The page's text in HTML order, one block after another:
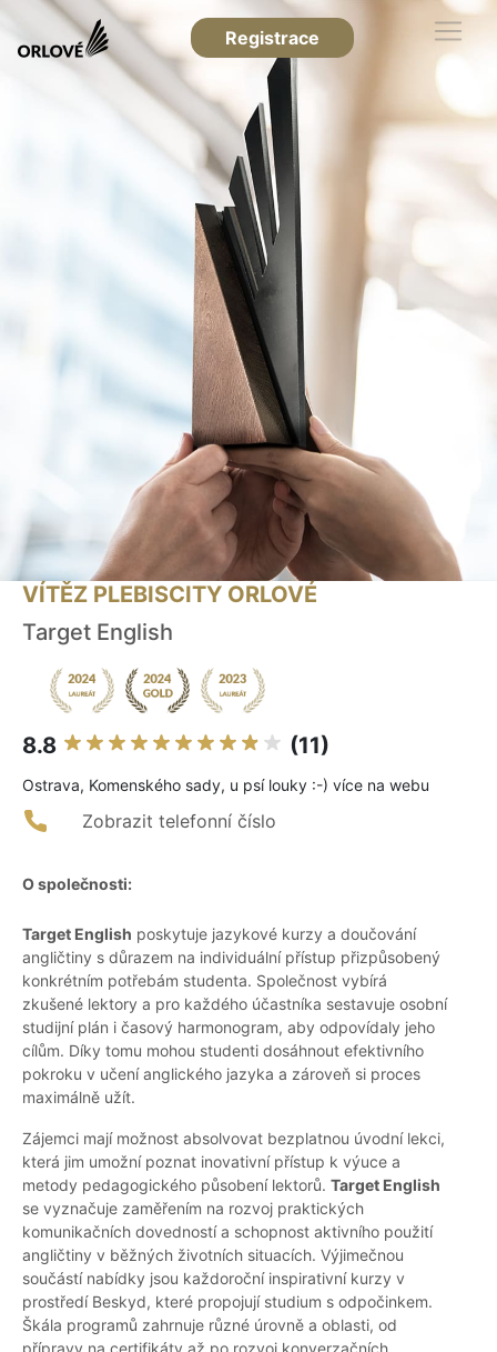
Registrace
VÍTĚZ PLEBISCITY ORLOVÉ
Target English
8.8 (11)
Ostrava, Komenského sady, u psí louky :-) více na webu
Zobrazit telefonní číslo
O společnosti:
Target English poskytuje jazykové kurzy a doučování
angličtiny s důrazem na individuální přístup přizpůsobený
konkrétním potřebám studenta. Společnost vybírá
zkušené lektory a pro každého účastníka sestavuje osobní
studijní plán i časový harmonogram, aby odpovídaly jeho
cílům. Díky tomu mohou studenti dosáhnout efektivního
pokroku v učení anglického jazyka a zároveň si proces
maximálně užít.
Zájemci mají možnost absolvovat bezplatnou úvodní lekci,
která jim umožní poznat inovativní přístup k výuce a
metody pedagogického působení lektorů. Target English
se vyznačuje zaměřením na rozvoj praktických
komunikačních dovedností a schopnost aktivního použití
angličtiny v běžných životních situacích. Výjimečnou
součástí nabídky jsou každoroční inspirativní kurzy v
prostředí Beskyd, které propojují studium s odpočinkem.
Škála programů zahrnuje různé úrovně a oblasti, od
přípravy na certifikáty až po rozvoj konverzačních